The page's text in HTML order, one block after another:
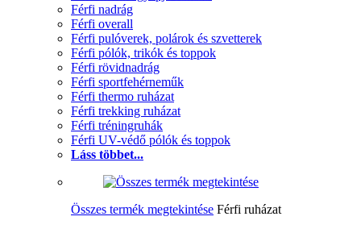
Férfi nadrág
Férfi overall
Férfi pulóverek, polárok és szvetterek
Férfi pólók, trikók és toppok
Férfi rövidnadrág
Férfi sportfehérneműk
Férfi thermo ruházat
Férfi trekking ruházat
Férfi tréningruhák
Férfi UV-védő pólók és toppok
Láss többet...
Összes termék megtekintése Férfi ruházat